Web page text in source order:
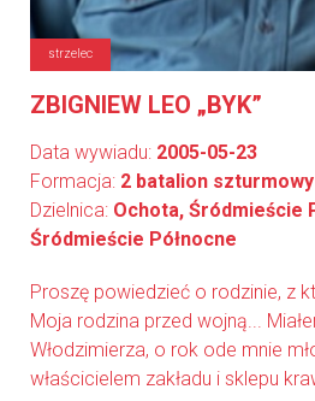
strzelec
ZBIGNIEW LEO „BYK”
Data wywiadu: 2005-05-23
Formacja: 2 batalion szturmowy
Dzielnica: Ochota, Śródmieście
Śródmieście Północne
Proszę powiedzieć o rodzinie, z
Moja rodzina przed wojną...
Włodzimierza, o rok ode mnie
właścicielem zakładu i sklepu